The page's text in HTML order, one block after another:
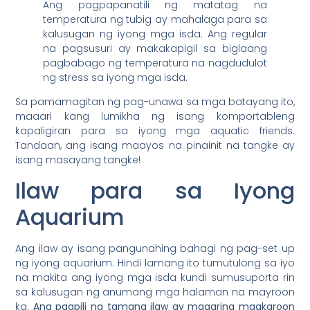
Ang pagpapanatili ng matatag na
temperatura ng tubig ay mahalaga para sa
kalusugan ng iyong mga isda. Ang regular
na pagsusuri ay makakapigil sa biglaang
pagbabago ng temperatura na nagdudulot
ng stress sa iyong mga isda.
Sa pamamagitan ng pag-unawa sa mga batayang ito,
maaari kang lumikha ng isang komportableng
kapaligiran para sa iyong mga aquatic friends.
Tandaan, ang isang maayos na pinainit na tangke ay
isang masayang tangke!
Ilaw para sa Iyong
Aquarium
Ang ilaw ay isang pangunahing bahagi ng pag-set up
ng iyong aquarium. Hindi lamang ito tumutulong sa iyo
na makita ang iyong mga isda kundi sumusuporta rin
sa kalusugan ng anumang mga halaman na mayroon
ka. Ang pagpili ng tamang ilaw ay maaaring magkaroon